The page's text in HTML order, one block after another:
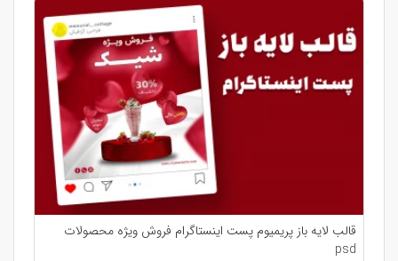
قالب لایه باز پریمیوم پست اینستاگرام فروش ویژه محصولات
psd